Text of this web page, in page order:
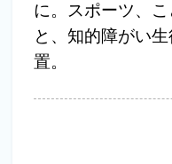
に。スポーツ、
と、知的障がい
置。